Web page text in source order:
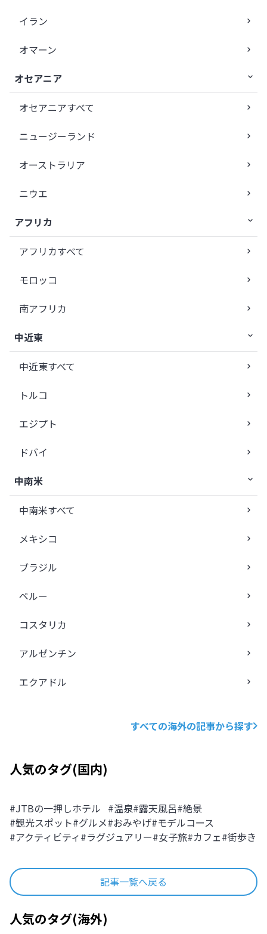
イラン
オマーン
オセアニア
オセアニアすべて
ニュージーランド
オーストラリア
ニウエ
アフリカ
アフリカすべて
モロッコ
南アフリカ
中近東
中近東すべて
トルコ
エジプト
ドバイ
中南米
中南米すべて
メキシコ
ブラジル
ペルー
コスタリカ
アルゼンチン
エクアドル
すべての海外の記事から探す
人気のタグ(国内)
#JTBの一押しホテル #温泉#露天風呂#絶景
#観光スポット#グルメ#おみやげ#モデルコース
#アクティビティ#ラグジュアリー#女子旅#カフェ#街歩き
記事一覧へ戻る
人気のタグ(海外)